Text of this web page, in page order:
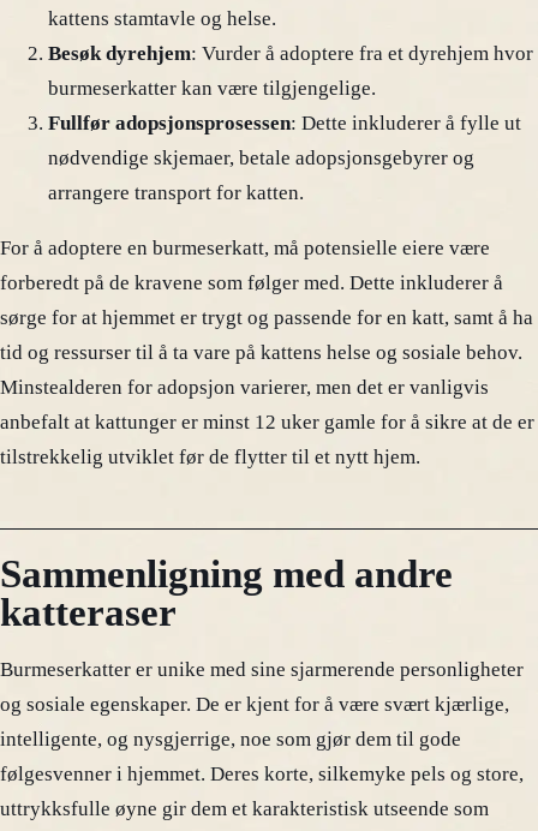
kattens stamtavle og helse.
Besøk dyrehjem: Vurder å adoptere fra et dyrehjem hvor
burmeserkatter kan være tilgjengelige.
Fullfør adopsjonsprosessen: Dette inkluderer å fylle ut
nødvendige skjemaer, betale adopsjonsgebyrer og
arrangere transport for katten.
For å adoptere en burmeserkatt, må potensielle eiere være
forberedt på de kravene som følger med. Dette inkluderer å
sørge for at hjemmet er trygt og passende for en katt, samt å ha
tid og ressurser til å ta vare på kattens helse og sosiale behov.
Minstealderen for adopsjon varierer, men det er vanligvis
anbefalt at kattunger er minst 12 uker gamle for å sikre at de er
tilstrekkelig utviklet før de flytter til et nytt hjem.
Sammenligning med andre
katteraser
Burmeserkatter er unike med sine sjarmerende personligheter
og sosiale egenskaper. De er kjent for å være svært kjærlige,
intelligente, og nysgjerrige, noe som gjør dem til gode
følgesvenner i hjemmet. Deres korte, silkemyke pels og store,
uttrykksfulle øyne gir dem et karakteristisk utseende som